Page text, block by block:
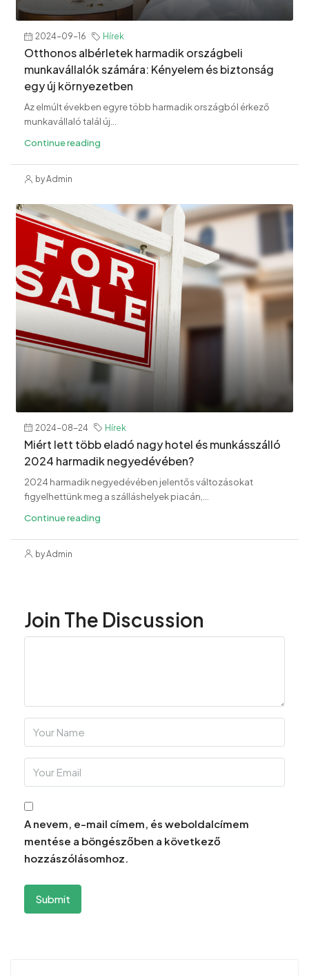
2024-09-16 Hírek
Otthonos albérletek harmadik országbeli
munkavállalók számára: Kényelem és biztonság
egy új környezetben
Az elmúlt években egyre több harmadik országból érkező
munkavállaló talál új...
Continue reading
by Admin
2024-08-24 Hírek
Miért lett több eladó nagy hotel és munkásszálló
2024 harmadik negyedévében?
2024 harmadik negyedévében jelentős változásokat
figyelhettünk meg a szálláshelyek piacán,...
Continue reading
by Admin
Join The Discussion
A nevem, e-mail címem, és weboldalcímem
mentése a böngészőben a következő
hozzászólásomhoz.